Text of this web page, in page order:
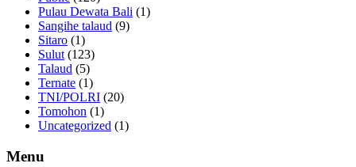
Pulau Dewata Bali (1)
Sangihe talaud (9)
Sitaro (1)
Sulut (123)
Talaud (5)
Ternate (1)
TNI/POLRI (20)
Tomohon (1)
Uncategorized (1)
Menu